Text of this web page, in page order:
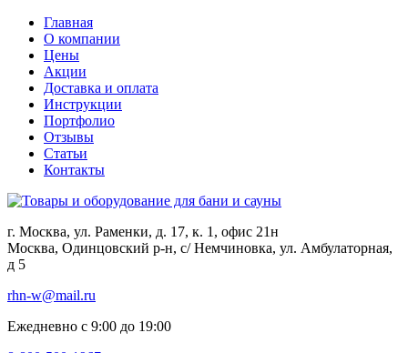
Главная
О компании
Цены
Акции
Доставка и оплата
Инструкции
Портфолио
Отзывы
Статьи
Контакты
г. Москва, ул. Раменки, д. 17, к. 1, офис 21н
Москва, Одинцовский р-н, с/ Немчиновка, ул. Амбулаторная,
д 5
rhn-w@mail.ru
Ежедневно с 9:00 до 19:00